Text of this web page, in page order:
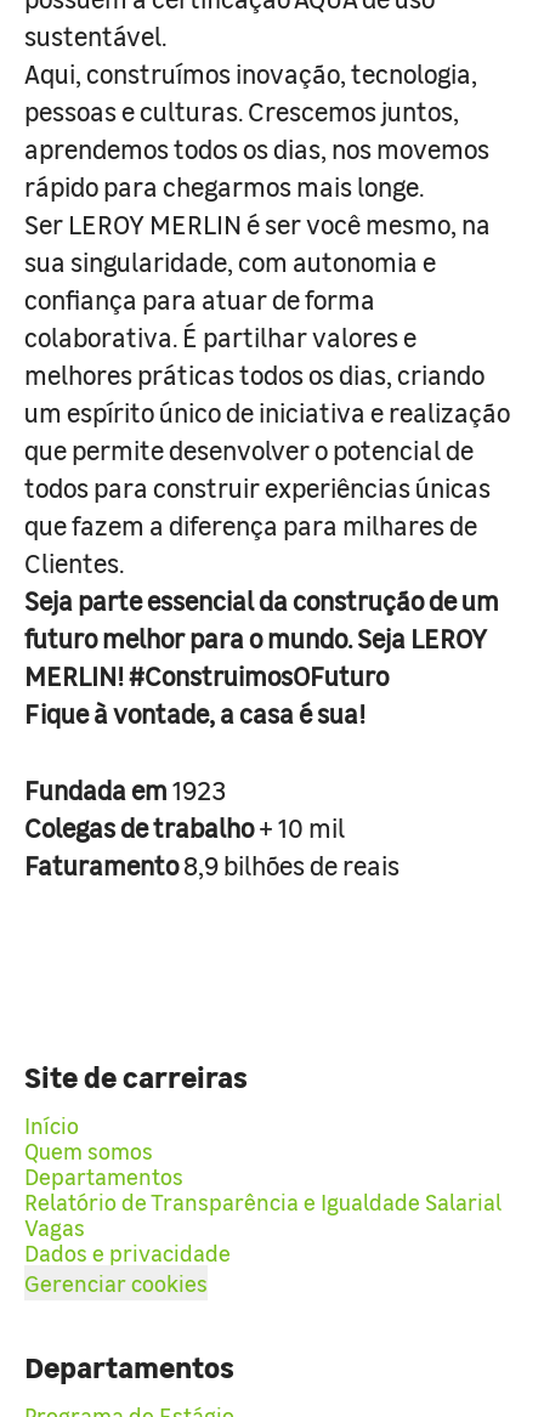
sustentável.
Aqui, construímos inovação, tecnologia,
pessoas e culturas. Crescemos juntos,
aprendemos todos os dias, nos movemos
rápido para chegarmos mais longe.
Ser LEROY MERLIN é ser você mesmo, na
sua singularidade, com autonomia e
confiança para atuar de forma
colaborativa. É partilhar valores e
melhores práticas todos os dias, criando
um espírito único de iniciativa e realização
que permite desenvolver o potencial de
todos para construir experiências únicas
que fazem a diferença para milhares de
Clientes.
Seja parte essencial da construção de um
futuro melhor para o mundo. Seja LEROY
MERLIN! #ConstruimosOFuturo
Fique à vontade, a casa é sua!
Fundada em1923
Colegas de trabalho+ 10 mil
Faturamento8,9 bilhões de reais
Site de carreiras
Início
Quem somos
Departamentos
Relatório de Transparência e Igualdade Salarial
Vagas
Dados e privacidade
Gerenciar cookies
Departamentos